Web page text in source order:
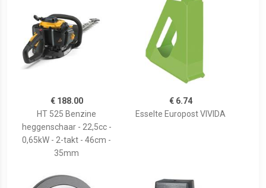
€ 188.00
HT 525 Benzine
heggenschaar - 22,5cc -
0,65kW - 2-takt - 46cm -
35mm
€ 6.74
Esselte Europost VIVIDA